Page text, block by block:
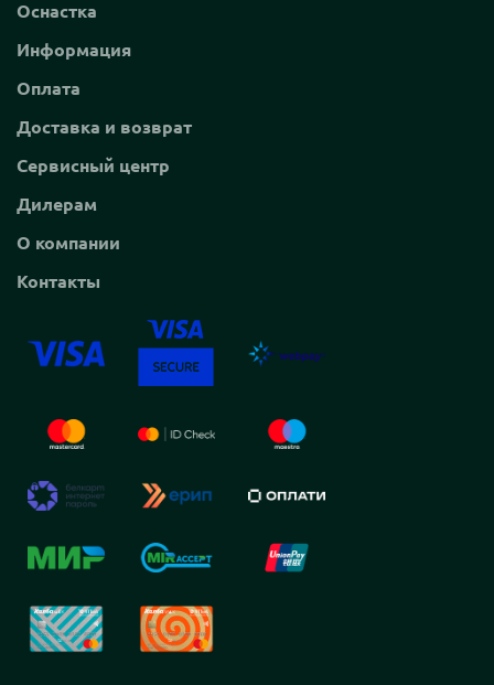
Оснастка
Информация
Оплата
Доставка и возврат
Сервисный центр
Дилерам
О компании
Контакты